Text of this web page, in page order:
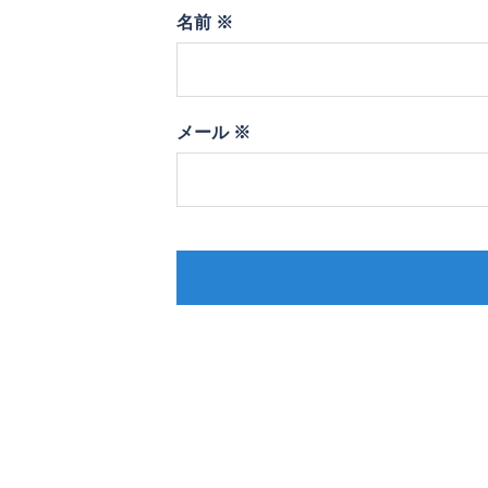
名前 ※
メール ※